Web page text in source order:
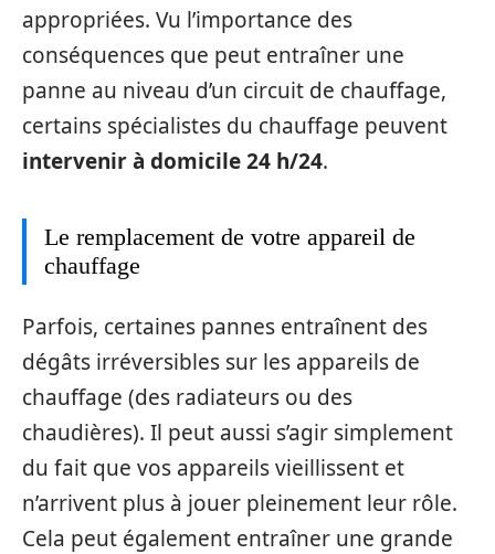
appropriées. Vu l’importance des
conséquences que peut entraîner une
panne au niveau d’un circuit de chauffage,
certains spécialistes du chauffage peuvent
intervenir à domicile 24 h/24.
Le remplacement de votre appareil de
chauffage
Parfois, certaines pannes entraînent des
dégâts irréversibles sur les appareils de
chauffage (des radiateurs ou des
chaudières). Il peut aussi s’agir simplement
du fait que vos appareils vieillissent et
n’arrivent plus à jouer pleinement leur rôle.
Cela peut également entraîner une grande